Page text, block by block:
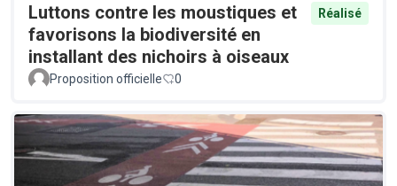
Luttons contre les moustiques et
favorisons la biodiversité en
installant des nichoirs à oiseaux
Réalisé
Proposition officielle 0